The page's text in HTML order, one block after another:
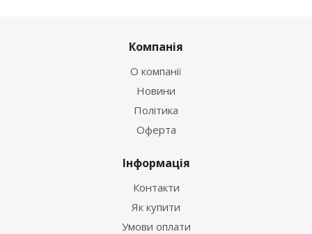
Компанія
О компанії
Новини
Політика
Оферта
Інформація
Контакти
Як купити
Умови оплати